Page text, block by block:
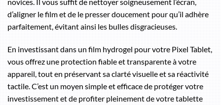
d’aligner le film et de le presser doucement pour qu’il adhère
parfaitement, évitant ainsi les bulles disgracieuses.
En investissant dans un film hydrogel pour votre Pixel Tablet,
vous offrez une protection fiable et transparente à votre
appareil, tout en préservant sa clarté visuelle et sa réactivité
tactile. C’est un moyen simple et efficace de protéger votre
investissement et de profiter pleinement de votre tablette